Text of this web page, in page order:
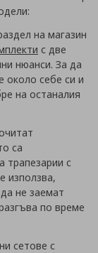
на магазин
с две
нюанси. За да
около себе си и
на останалия
са
трапезарии с
използва,
не заемат
по време
сетове с